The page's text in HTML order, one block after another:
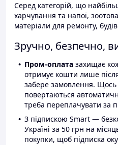
Серед категорій, що
харчування та напої,
матеріали для ремонту,
Зручно, безпечно,
Пром-оплата захищає
отримує кошти лише
забере замовлення.
повертаються
треба переплачувати за
З підпискою Smart —
Україні за 50 грн на
покупки, щоб підписка